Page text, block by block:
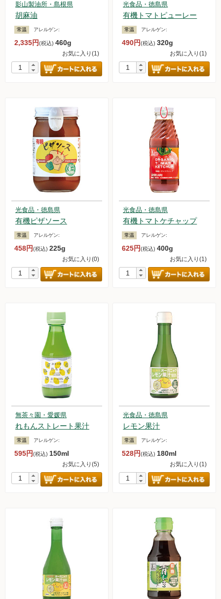
影山製油所・島根県
胡麻油
常温 アレルゲン:
2,335円(税込) 460g
お気に入り(1)
光食品・徳島県
有機トマトピューレー
常温 アレルゲン:
490円(税込)320g
お気に入り(1)
光食品・徳島県
有機ピザソース
常温 アレルゲン:
458円(税込) 225g
お気に入り(0)
光食品・徳島県
有機トマトケチャップ
常温 アレルゲン:
625円(税込)400g
お気に入り(1)
無茶々園・愛媛県
れもんストレート果汁
常温 アレルゲン:
595円(税込) 150ml
お気に入り(5)
光食品・徳島県
レモン果汁
常温 アレルゲン:
528円(税込) 180ml
お気に入り(1)